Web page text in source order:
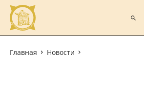
Главная Новости